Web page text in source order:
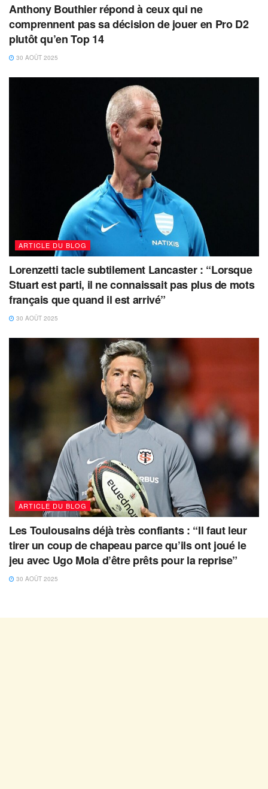
Anthony Bouthier répond à ceux qui ne
comprennent pas sa décision de jouer en Pro D2
plutôt qu’en Top 14
30 AOÛT 2025
ARTICLE DU BLOG
Lorenzetti tacle subtilement Lancaster : “Lorsque
Stuart est parti, il ne connaissait pas plus de mots
français que quand il est arrivé”
30 AOÛT 2025
ARTICLE DU BLOG
Les Toulousains déjà très confiants : “Il faut leur
tirer un coup de chapeau parce qu’ils ont joué le
jeu avec Ugo Mola d’être prêts pour la reprise”
30 AOÛT 2025